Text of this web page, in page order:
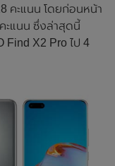
คะแนน โดยก่อนหน้า
ะแนน ซึ่งล่าสุดนี้
Find X2 Pro ไป 4